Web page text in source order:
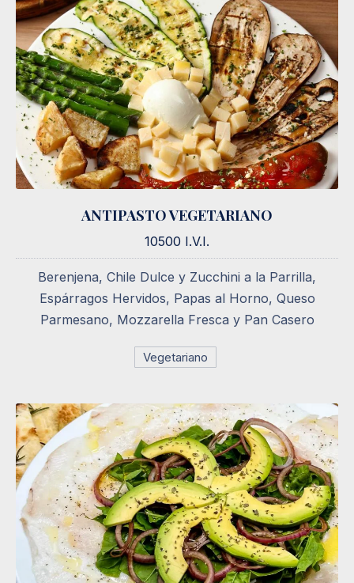
ANTIPASTO VEGETARIANO
10500 I.V.I.
Berenjena, Chile Dulce y Zucchini a la Parrilla,
Espárragos Hervidos, Papas al Horno, Queso
Parmesano, Mozzarella Fresca y Pan Casero
Vegetariano